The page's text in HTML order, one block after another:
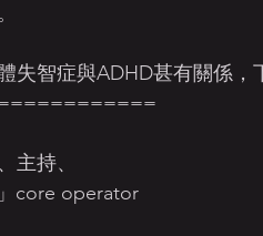
失智症與ADHD甚有關係，
主持、
core operator